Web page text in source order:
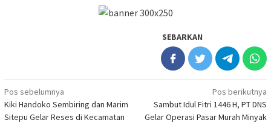
SEBARKAN
Navigasi
pos
Pos sebelumnya
Kiki Handoko Sembiring dan Marim
Sitepu Gelar Reses di Kecamatan
Pos berikutnya
Sambut Idul Fitri 1446 H, PT DNS
Gelar Operasi Pasar Murah Minyak